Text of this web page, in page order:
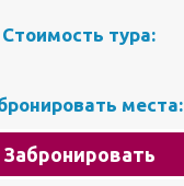
Стоимость тура:
места:
Забронировать